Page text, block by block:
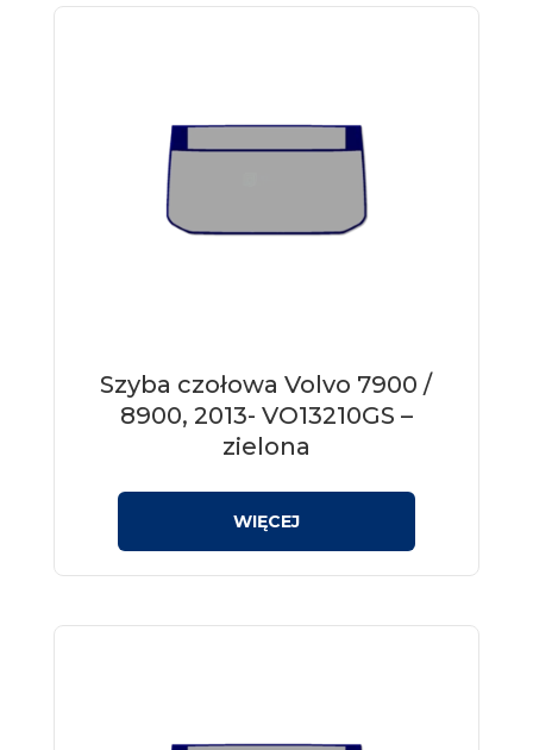
Szyba czołowa Volvo 7900 /
8900, 2013- VO13210GS –
zielona